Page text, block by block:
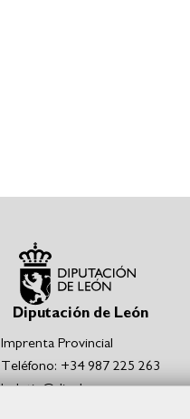
Diputación de León
Imprenta Provincial
Teléfono: +34 987 225 263
boletin@dipuleon.es